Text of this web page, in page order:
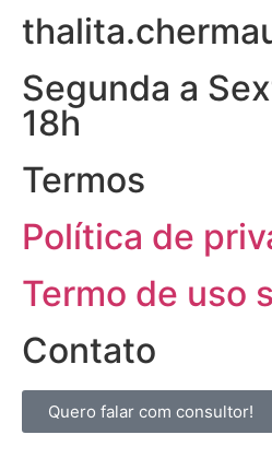
Segunda a
18h
Termos
Política de
Termo de uso
Contato
Quero falar com consultor!